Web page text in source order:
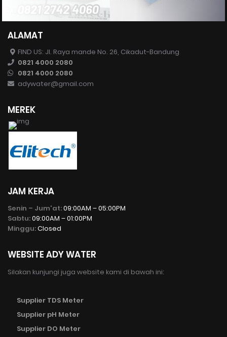
ALAMAT
FIND US: Jl. Raya mande No. 26, Cikadut-Bandung
0821 4000 2080
0821 4000 2080
adywater@gmail.com
MEREK
JAM KERJA
Senin – Jum'at:09:00AM – 05:00PM
Sabtu:09:00AM – 01:00PM
Minggu:Closed
WEBSITE ADY WATER
Silakan kunjungi juga website kami di bawah ini:
Supplier TDS Meter
Supplier pH Meter
Supplier DO Meter